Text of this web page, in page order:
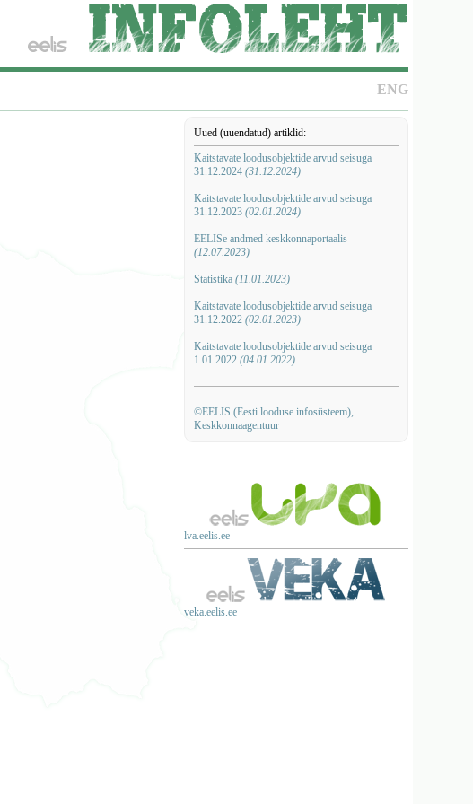
ENG
Uued (uuendatud) artiklid:
Kaitstavate loodusobjektide arvud seisuga
31.12.2024 (31.12.2024)
Kaitstavate loodusobjektide arvud seisuga
31.12.2023 (02.01.2024)
EELISe andmed keskkonnaportaalis
(12.07.2023)
Statistika (11.01.2023)
Kaitstavate loodusobjektide arvud seisuga
31.12.2022 (02.01.2023)
Kaitstavate loodusobjektide arvud seisuga
1.01.2022 (04.01.2022)
©EELIS (Eesti looduse infosüsteem),
Keskkonnaagentuur
lva.eelis.ee
veka.eelis.ee